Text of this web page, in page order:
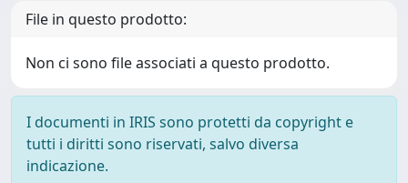
File in questo prodotto:
Non ci sono file associati a questo prodotto.
I documenti in IRIS sono protetti da copyright e
tutti i diritti sono riservati, salvo diversa
indicazione.